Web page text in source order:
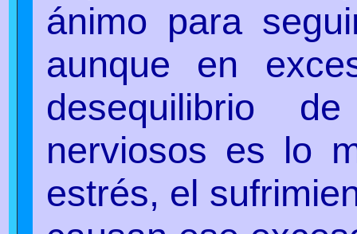
ánimo para
aunque en
desequilibrio
nerviosos es lo
estrés, el